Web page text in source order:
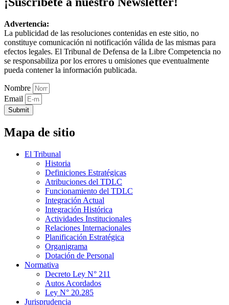
Advertencia:
La publicidad de las resoluciones contenidas en este sitio, no
constituye comunicación ni notificación válida de las mismas para
efectos legales. El Tribunal de Defensa de la Libre Competencia no
se responsabiliza por los errores u omisiones que eventualmente
pueda contener la información publicada.
Nombre
Email
Submit
Mapa de sitio
El Tribunal
Historia
Definiciones Estratégicas
Atribuciones del TDLC
Funcionamiento del TDLC
Integración Actual
Integración Histórica
Actividades Institucionales
Relaciones Internacionales
Planificación Estratégica
Organigrama
Dotación de Personal
Normativa
Decreto Ley N° 211
Autos Acordados
Ley N° 20.285
Jurisprudencia